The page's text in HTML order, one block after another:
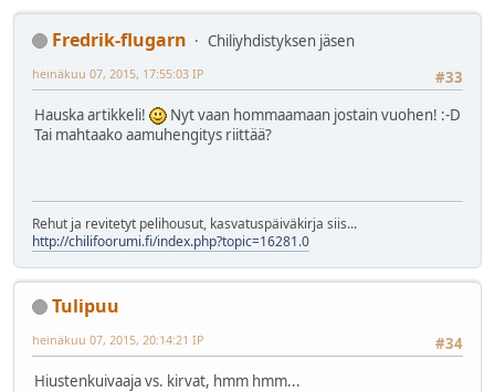
Fredrik-flugarn
Chiliyhdistyksen jäsen
#33
heinäkuu 07, 2015, 17:55:03 IP
Hauska artikkeli!
Nyt vaan hommaamaan jostain vuohen! :-D
Tai mahtaako aamuhengitys riittää?
Rehut ja revitetyt pelihousut, kasvatuspäiväkirja siis...
http://chilifoorumi.fi/index.php?topic=16281.0
Tulipuu
#34
heinäkuu 07, 2015, 20:14:21 IP
Hiustenkuivaaja vs. kirvat, hmm hmm...